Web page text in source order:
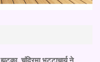
चंद्रिमा भट्टाचार्य ने